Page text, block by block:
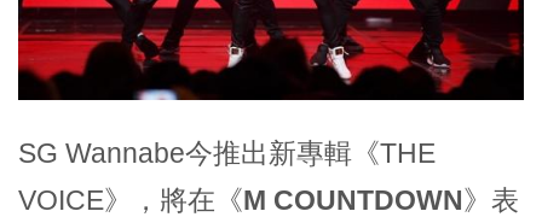
SG Wannabe今推出新專輯《THE
VOICE》，將在 《M COUNTDOWN》 表